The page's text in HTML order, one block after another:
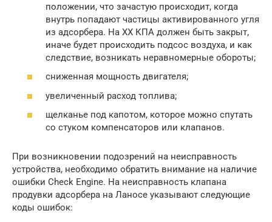
положении, что зачастую происходит, когда
внутрь попадают частицы активированного угля
из адсорбера. На ХХ КПА должен быть закрыт,
иначе будет происходить подсос воздуха, и как
следствие, возникать неравномерные обороты;
сниженная мощность двигателя;
увеличенный расход топлива;
щелканье под капотом, которое можно спутать
со стуком компенсаторов или клапанов.
При возникновении подозрений на неисправность
устройства, необходимо обратить внимание на наличие
ошибки Check Engine. На неисправность клапана
продувки адсорбера на Ланосе указывают следующие
коды ошибок: